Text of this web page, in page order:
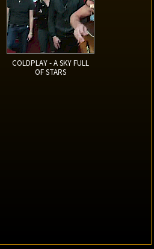
COLDPLAY - A SKY FULL
OF STARS